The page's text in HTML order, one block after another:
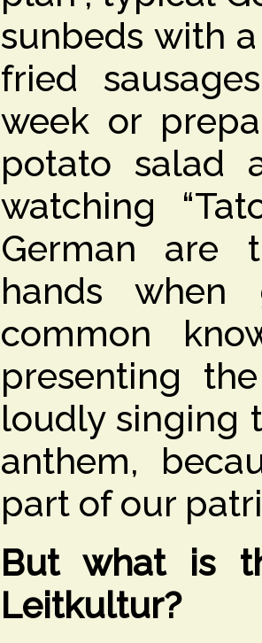
sunbeds with
fried
week or
potato salad
watching
German are
hands when
common
presenting
loudly singing
anthem,
part of our
But what is
Leitkultur?